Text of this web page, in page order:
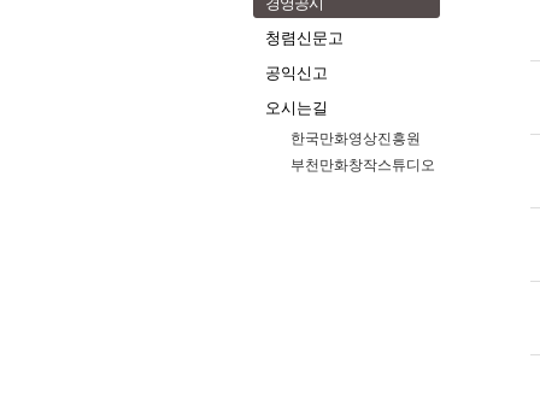
청렴신문고
공익신고
오시는길
한국만화영상진흥원
부천만화창작스튜디오